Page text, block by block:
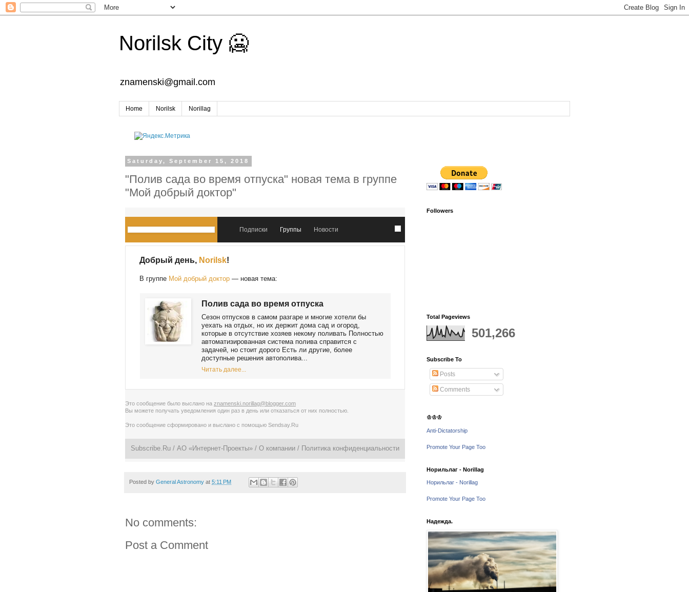
Norilsk City 🥶
znamenski@gmail.com
Home Norilsk Norillag
Saturday, September 15, 2018
"Полив сада во время отпуска" новая тема в группе
"Мой добрый доктор"
Подписки Группы Новости
Добрый день, Norilsk!
В группе Мой добрый доктор — новая тема:
Полив сада во время отпуска
Сезон отпусков в самом разгаре и многие хотели бы
уехать на отдых, но их держит дома сад и огород,
которые в отсутствие хозяев некому поливать Полностью
автоматизированная система полива справится с
задачей, но стоит дорого Есть ли другие, более
доступные решения автополива...
Читать далее...
Это сообщение было выслано на znamenski.norillag@blogger.com
Вы можете получать уведомления один раз в день или отказаться от них полностью
Это сообщение сформировано и выслано с помощью Sendsay.Ru
Subscribe.Ru / АО «Интернет-Проекты» / О компании / Политика конфиденциальности
Posted by General Astronomy at 5:11 PM
No comments:
Post a Comment
Followers
Total Pageviews
501,266
Subscribe To
Posts
Comments
♔♔♔
Anti-Dictatorship
Promote Your Page Too
Норильлаг - Norillag
Норильлаг - Norillag
Promote Your Page Too
Надежда.